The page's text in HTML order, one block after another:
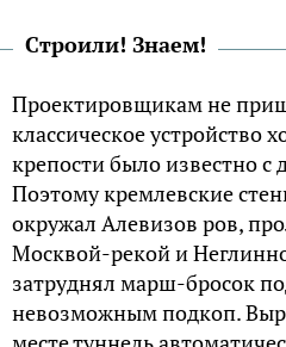
Строили! Знаем!
Проектировщикам не
классическое устройство
крепости было известно с
Поэтому кремлевские
окружал Алевизов ров,
Москвой-рекой и
затруднял марш-бросок
невозможным подкоп.